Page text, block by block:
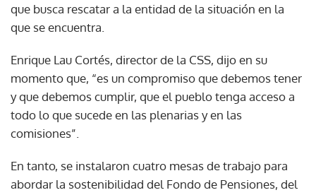
que busca rescatar a la entidad de la situación en la
que se encuentra.
Enrique Lau Cortés, director de la CSS, dijo en su
momento que, “es un compromiso que debemos tener
y que debemos cumplir, que el pueblo tenga acceso a
todo lo que sucede en las plenarias y en las
comisiones”.
En tanto, se instalaron cuatro mesas de trabajo para
abordar la sostenibilidad del Fondo de Pensiones, del